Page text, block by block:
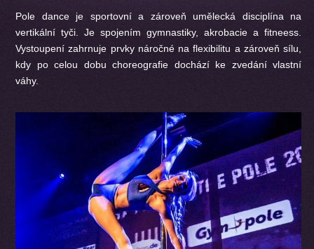
Pole dance je sportovní a zároveň umělecká disciplína na
vertikální tyči. Je spojením gymnastiky, akrobacie a fitneess.
Vystoupení zahrnuje prvky náročné na flexibilitu a zároveň sílu,
kdy po celou dobu choreografie dochází ke zvedání vlastní
váhy.